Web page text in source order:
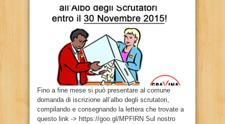
Fino a fine mese si può presentare al comune
domanda di iscrizione all’albo degli scrutatori,
compilando e consegnando la lettera che trovate a
questo link -> https://goo.gl/MPFlRN Sul nostro